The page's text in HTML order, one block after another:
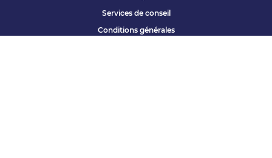
Services de conseil
Conditions générales